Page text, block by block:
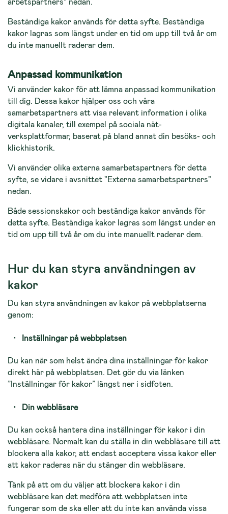
Beständiga kakor används för detta syfte. Beständiga
kakor lagras som längst under en tid om upp till två år om
du inte manuellt raderar dem.
Anpassad kommunikation
Vi använder kakor för att lämna anpassad kommunikation
till dig. Dessa kakor hjälper oss och våra
samarbetspartners att visa relevant information i olika
digitala kanaler, till exempel på sociala nät­
verksplattformar, baserat på bland annat din be­söks- och
klickhistorik.
Vi använder olika externa samarbetspartners för detta
syfte, se vidare i avsnittet "Externa samarbets­partners"
nedan.
Både sessionskakor och beständiga kakor används för
detta syfte. Beständiga kakor lagras som längst under en
tid om upp till två år om du inte manuellt raderar dem.
Hur du kan styra användningen av
kakor
Du kan styra användningen av kakor på webbplatserna
genom:
Inställningar på webbplatsen
Du kan när som helst ändra dina inställningar för kakor
direkt här på webbplatsen. Det gör du via länken
”Inställningar för kakor” längst ner i sidfoten.
Din webbläsare
Du kan också hantera dina inställningar för kakor i din
webbläsare. Normalt kan du ställa in din webbläsare till att
blockera alla kakor, att endast acceptera vissa kakor eller
att kakor rade­ras när du stänger din webbläsare.
Tänk på att om du väljer att blockera kakor i din
webbläsare kan det medföra att webbplatsen inte
fungerar som de ska eller att du inte kan använda vissa